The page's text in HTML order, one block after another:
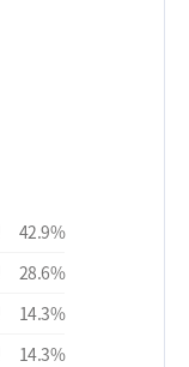
42.9%
28.6%
14.3%
14.3%